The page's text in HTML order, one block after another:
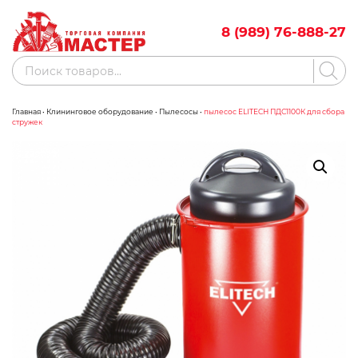
content
8 (989) 76-888-27
Акции Бренды
Измерительное оборудование
Инструмент ручной
Клининговое оборудование
Компрессорное оборудование
Поиск
товаров
Главная• Клининговое оборудование • Пылесосы• пылесос ELITECH ПДС1100К для сбора
стружек